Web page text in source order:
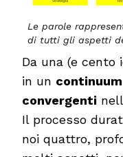
Le parole
di tutti gli aspetti
Da una (e cento
in un
convergenti
Il processo
noi quattro,